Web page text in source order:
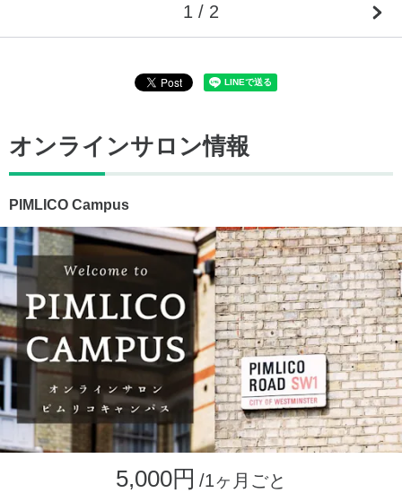
1 / 2
オンラインサロン情報
PIMLICO Campus
5,000円 /1ヶ月ごと